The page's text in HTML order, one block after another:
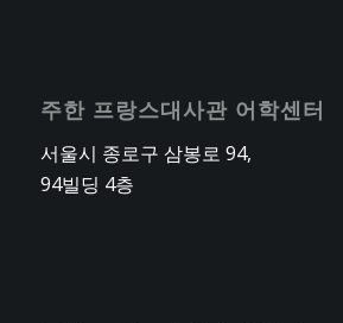
주한 프랑스대사관 어학센터
서울시 종로구 삼봉로 94,
94빌딩 4층